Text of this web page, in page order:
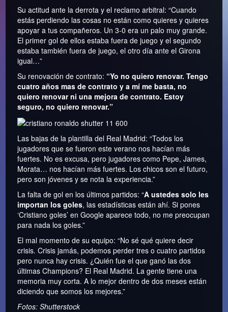
Su actitud ante la derrota y el reclamo arbitral: “Cuando
estás perdiendo las cosas no están como quieres y quieres
apoyar a tus compañeros. Un 3-0 era un palo muy grande.
El primer gol de ellos estaba fuera de juego y el segundo
estaba también fuera de juego, el otro día ante el Girona
igual…”
Su renovación de contrato: “Yo no quiero renovar. Tengo
cuatro años mas de contrato y a mí me basta, no
quiero renovar ni una mejora de contrato. Estoy
seguro, no quiero renovar.”
Las bajas de la plantilla del Real Madrid: “Todos los
jugadores que se fueron este verano nos hacían más
fuertes. No es excusa, pero jugadores como Pepe, James,
Morata… nos hacían más fuertes. Los chicos son el futuro,
pero son jóvenes y se nota la experiencia.”
La falta de gol en los últimos partidos: “A ustedes solo les
importan los goles, las estadísticas están ahí. Si pones
‘Cristiano goles’ en Google aparece todo, no me preocupan
para nada los goles.”
El mal momento de su equipo: “No sé qué quiere decir
crisis. Crisis jamás, podemos perder tres o cuatro partidos
pero nunca hay crisis. ¿Quién fue el que ganó las dos
últimas Champions? El Real Madrid. La gente tiene una
memoria muy corta. A lo mejor dentro de dos meses están
diciendo que somos los mejores.”
Fotos: Shutterstock